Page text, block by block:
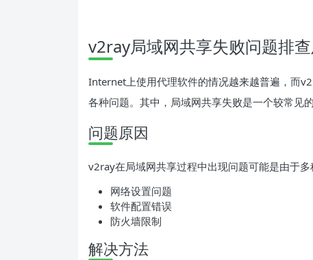
v2ray局域网共享失败问题排
Internet上使用代理软件的情况越来越普遍，而
各种问题。其中，局域网共享失败是一个较常见
问题原因
v2ray在局域网共享过程中出现问题可能是由于多
网络设置问题
软件配置错误
防火墙限制
解决方法